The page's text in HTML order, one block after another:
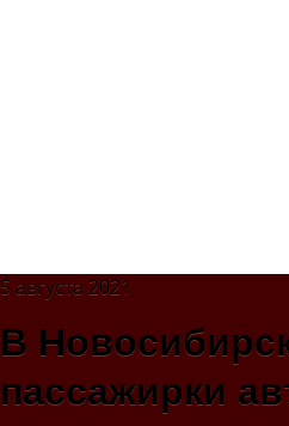
5 августа 2021
В
пассажирки